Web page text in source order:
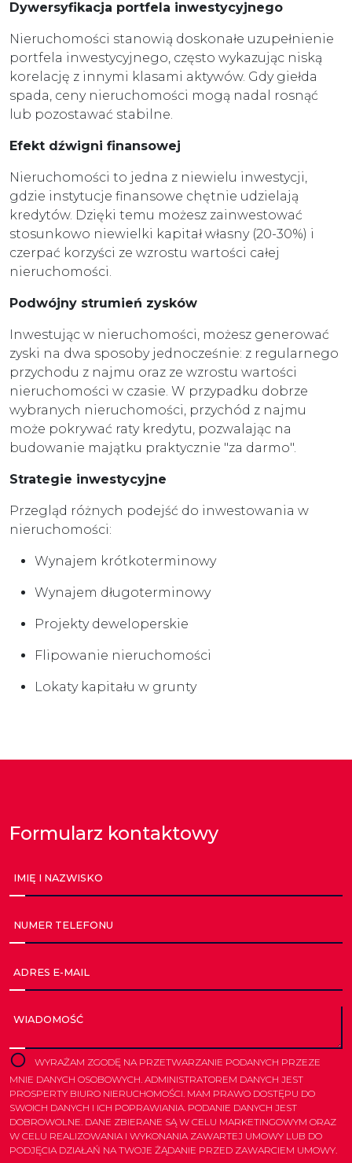
Dywersyfikacja portfela inwestycyjnego
Nieruchomości stanowią doskonałe uzupełnienie
portfela inwestycyjnego, często wykazując niską
korelację z innymi klasami aktywów. Gdy giełda
spada, ceny nieruchomości mogą nadal rosnąć
lub pozostawać stabilne.
Efekt dźwigni finansowej
Nieruchomości to jedna z niewielu inwestycji,
gdzie instytucje finansowe chętnie udzielają
kredytów. Dzięki temu możesz zainwestować
stosunkowo niewielki kapitał własny (20-30%) i
czerpać korzyści ze wzrostu wartości całej
nieruchomości.
Podwójny strumień zysków
Inwestując w nieruchomości, możesz generować
zyski na dwa sposoby jednocześnie: z regularnego
przychodu z najmu oraz ze wzrostu wartości
nieruchomości w czasie. W przypadku dobrze
wybranych nieruchomości, przychód z najmu
może pokrywać raty kredytu, pozwalając na
budowanie majątku praktycznie "za darmo".
Strategie inwestycyjne
Przegląd różnych podejść do inwestowania w
nieruchomości:
Wynajem krótkoterminowy
Wynajem długoterminowy
Projekty deweloperskie
Flipowanie nieruchomości
Lokaty kapitału w grunty
Formularz kontaktowy
IMIĘ I NAZWISKO
NUMER TELEFONU
ADRES E-MAIL
WIADOMOŚĆ
WYRAŻAM ZGODĘ NA PRZETWARZANIE PODANYCH PRZEZE
MNIE DANYCH OSOBOWYCH. ADMINISTRATOREM DANYCH JEST
PROSPERTY BIURO NIERUCHOMOŚCI. MAM PRAWO DOSTĘPU DO
SWOICH DANYCH I ICH POPRAWIANIA. PODANIE DANYCH JEST
DOBROWOLNE. DANE ZBIERANE SĄ W CELU MARKETINGOWYM ORAZ
W CELU REALIZOWANIA I WYKONANIA ZAWARTEJ UMOWY LUB DO
PODJĘCIA DZIAŁAŃ NA TWOJE ŻĄDANIE PRZED ZAWARCIEM UMOWY.